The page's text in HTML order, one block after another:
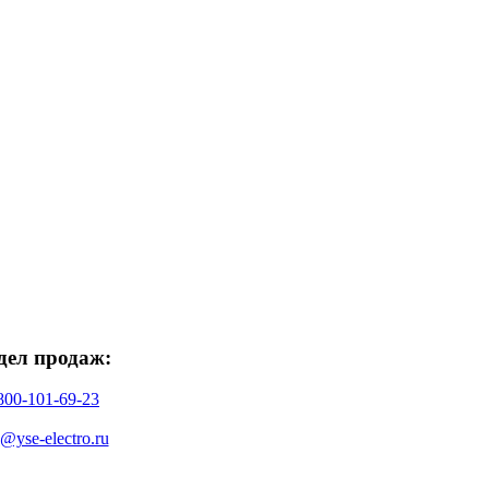
продаж:
101-69-23
electro.ru